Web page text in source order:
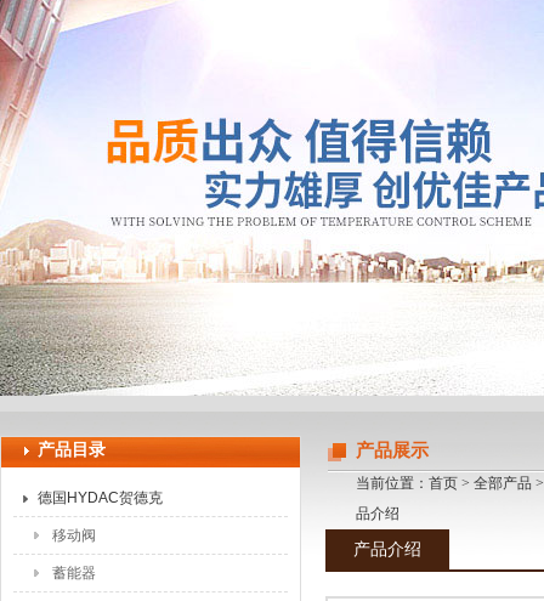
上海申思特自动化设备有限公司
产品目录
德国HYDAC贺德克
移动阀
蓄能器
产品展示
当前位置： 首页 > 全部产品
品介绍
产品介绍